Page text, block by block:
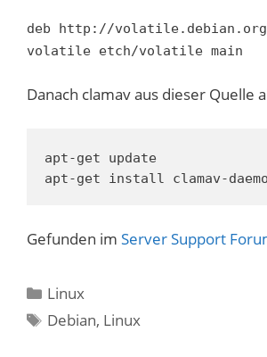
deb http://
volatile etch/volatile main
Danach clamav aus dieser Quelle
apt-get update
apt-get install clamav-
Gefunden im Server Support
Kategorien
Linux
Schlagwörter
Debian, Linux